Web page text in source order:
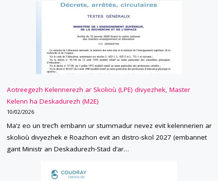
Aotreegezh Kelennerezh ar Skolioù (LPE) divyezhek, Master
Kelenn ha Deskadurezh (M2E)
10/02/2026
Ma’z eo un trec’h embann ur stummadur nevez evit kelennerien ar
skolioù divyezhek e Roazhon evit an distro-skol 2027 (embannet
gant Ministr an Deskadurezh-Stad d’ar…